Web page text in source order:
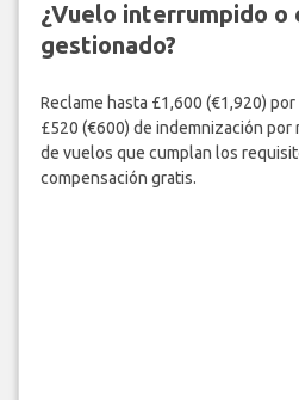
¿Vuelo interrumpido o
gestionado?
Reclame hasta £1,600 (€1,920)
£520 (€600) de indemnización
de vuelos que cumplan los
compensación gratis.